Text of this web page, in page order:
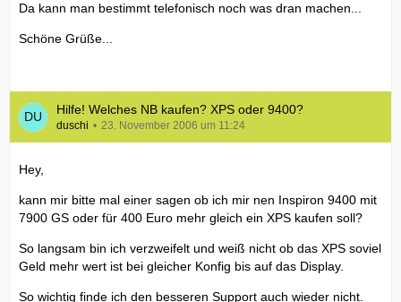
Da kann man bestimmt telefonisch noch was dran machen...
Schöne Grüße...
Hilfe! Welches NB kaufen? XPS oder 9400?
duschi 23. November 2006 um 11:24
Hey,
kann mir bitte mal einer sagen ob ich mir nen Inspiron 9400 mit
7900 GS oder für 400 Euro mehr gleich ein XPS kaufen soll?
So langsam bin ich verzweifelt und weiß nicht ob das XPS soviel
Geld mehr wert ist bei gleicher Konfig bis auf das Display.
So wichtig finde ich den besseren Support auch wieder nicht.